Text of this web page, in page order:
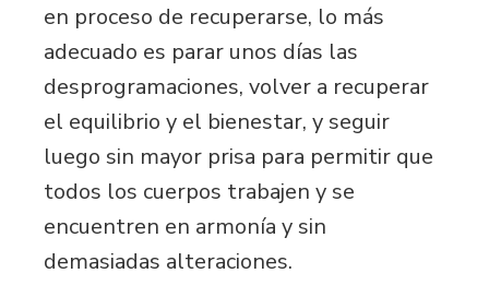
en proceso de recuperarse, lo más
adecuado es parar unos días las
desprogramaciones, volver a recuperar
el equilibrio y el bienestar, y seguir
luego sin mayor prisa para permitir que
todos los cuerpos trabajen y se
encuentren en armonía y sin
demasiadas alteraciones.